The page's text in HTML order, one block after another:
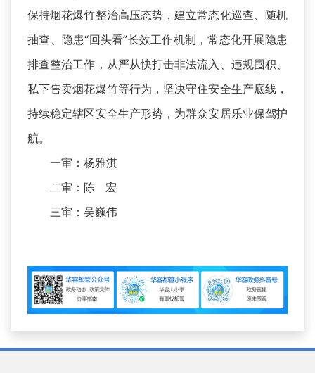
保持烟花爆竹整治高压态势，建立常态化巡查、随机
抽查、隐患“回头看”长效工作机制，常态化开展隐患
排查整治工作，从严从快打击非法流入、违规囤积、
私下售卖烟花爆竹等行为，坚决守住安全生产底线，
持续稳定辖区安全生产形势，为群众安居乐业保驾护
航。
一审：杨雅淇
二审：陈 宏
三审：吴巍伟